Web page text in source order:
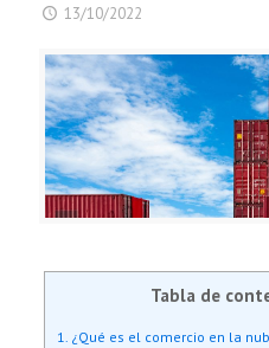
13/10/2022
Tabla de
1. ¿Qué es el comercio en la